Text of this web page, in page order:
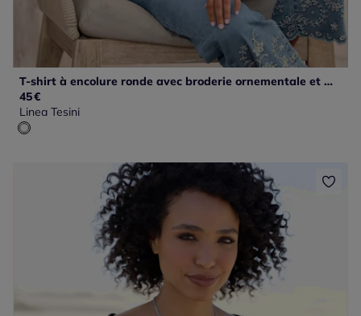
T-shirt à encolure ronde avec broderie ornementale et manches courtes
45€
Linea Tesini